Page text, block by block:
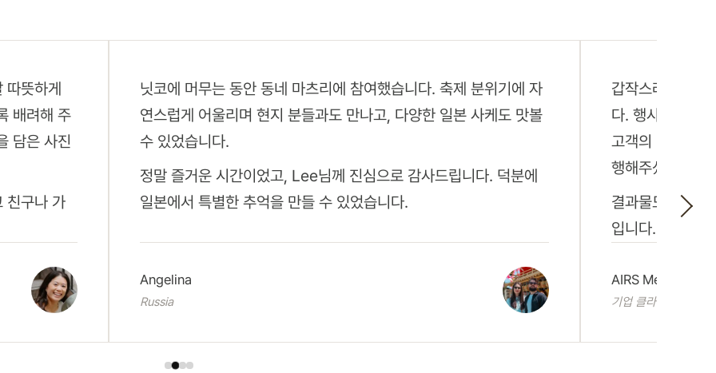
따뜻하게
배려해 주
담은 사진
친구나 가
닛코에 머무는 동안 동네 마츠리에 참여했습니다. 축제 분위기에 자
연스럽게 어울리며 현지 분들과도 만나고, 다양한 일본 사케도 맛볼
수 있었습니다.
정말 즐거운 시간이었고, Lee님께 진심으로 감사드립니다. 덕분에
일본에서 특별한 추억을 만들 수 있었습니다.
Angelina
Russia
갑작스러운 일
다. 행사 촬영 당
고객의 입장까
행해주셨습니다.
결과물도 매우
입니다.
AIRS Medical
기업 클라이언트